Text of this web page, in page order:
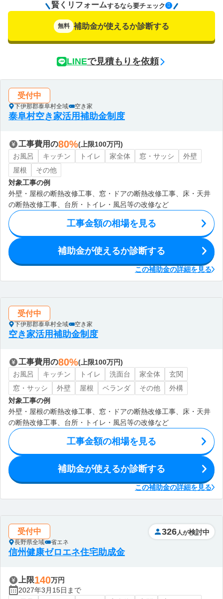
賢くリフォームするなら要チェック
無料 補助金が使えるか診断する
LINEで見積もりを依頼
受付中
下伊那郡泰阜村全域 空き家
泰阜村空き家活用補助金制度
工事費用の80%(上限100万円)
お風呂
キッチン トイレ 家全体 窓・サッシ
外壁
屋根
その他
対象工事の例
外壁・屋根の断熱改修工事、窓・ドアの断熱改修工事、床・天井
の断熱改修工事、台所・トイレ・風呂等の改修など
工事金額の相場を見る
補助金が使えるか診断する
この補助金の詳細を見る
受付中
下伊那郡泰阜村全域 空き家
空き家活用補助金制度
工事費用の80%(上限100万円)
お風呂
キッチン トイレ 洗面台 家全体
玄関
窓・サッシ
外壁 屋根 ベランダ その他
外構
対象工事の例
外壁・屋根の断熱改修工事、窓・ドアの断熱改修工事、床・天井
の断熱改修工事、台所・トイレ・風呂等の改修など
工事金額の相場を見る
補助金が使えるか診断する
この補助金の詳細を見る
受付中
長野県全域 省エネ
326 人が検討中
信州健康ゼロエネ住宅助成金
上限140万円
2027年3月15日まで